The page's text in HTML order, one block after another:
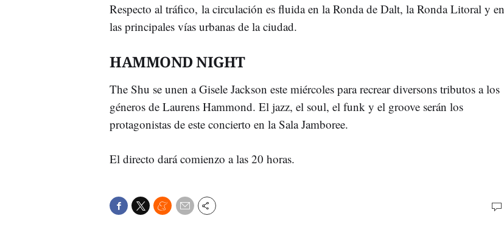
Respecto al tráfico, la circulación es fluida en la Ronda de Dalt, la Ronda Litoral y en
las principales vías urbanas de la ciudad.
HAMMOND NIGHT
The Shu se unen a Gisele Jackson este miércoles para recrear diversons tributos a los
géneros de Laurens Hammond. El jazz, el soul, el funk y el groove serán los
protagonistas de este concierto en la Sala Jamboree.
El directo dará comienzo a las 20 horas.